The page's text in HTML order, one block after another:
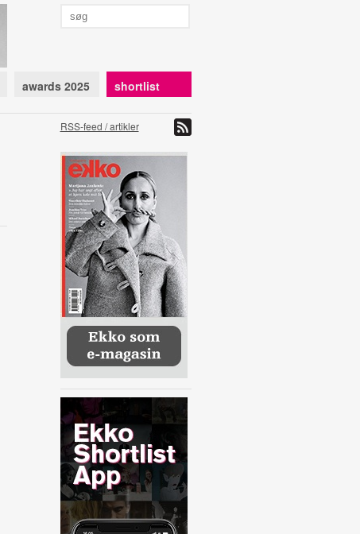
awards 2025 shortlist
RSS-feed / artikler